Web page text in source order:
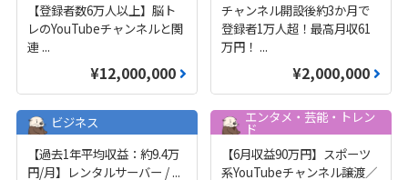
【登録者数6万人以上】脳ト
レのYouTubeチャンネルと関
連 ...
¥12,000,000
チャンネル開設後約3か月で
登録者1万人超！最高月収61
万円！ ...
¥2,000,000
ビジネス
【過去1年平均収益：約9.4万
円/月】レンタルサーバー / ...
エンタメ・芸能・トレン
ド
【6月収益90万円】スポーツ
系YouTubeチャンネル譲渡／